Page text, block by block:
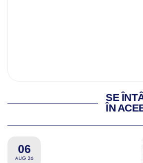
SE
ÎN
06
AUG 26